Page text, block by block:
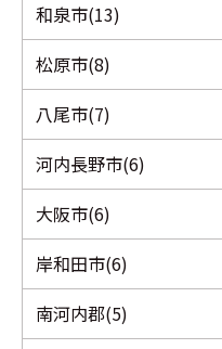
和泉市(13)
松原市(8)
八尾市(7)
河内長野市(6)
大阪市(6)
岸和田市(6)
南河内郡(5)